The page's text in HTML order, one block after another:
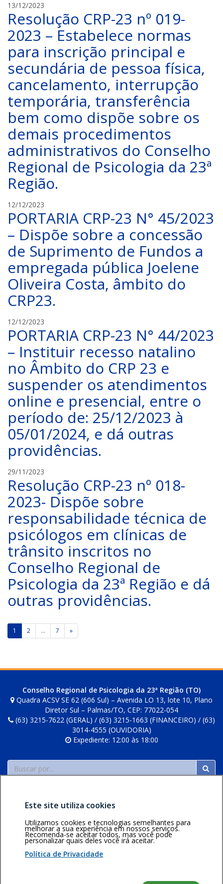
13/12/2023
R
P
-
2
3
Resolução CRP-23 nº 019-
2023 – Estabelece normas
para inscrição principal e
secundária de pessoa física,
cancelamento, interrupção
temporária, transferência
bem como dispõe sobre os
demais procedimentos
administrativos do Conselho
Regional de Psicologia da 23ª
Região.
12/12/2023
R
P
-
2
3
PORTARIA CRP-23 N° 45/2023
– Dispõe sobre a concessão
de Suprimento de Fundos a
empregada pública Joelene
Oliveira Costa, âmbito do
CRP23.
12/12/2023
R
P
-
2
3
PORTARIA CRP-23 N° 44/2023
– Instituir recesso natalino
no Âmbito do CRP 23 e
suspender os atendimentos
online e presencial, entre o
período de: 25/12/2023 à
05/01/2024, e dá outras
providências.
29/11/2023
R
P
-
2
3
Resolução CRP-23 nº 018-
2023- Dispõe sobre
responsabilidade técnica de
psicólogos em clínicas de
trânsito inscritos no
Conselho Regional de
Psicologia da 23ª Região e dá
outras providências.
Paginação
posts
1 2 … 7 »
Conselho Regional de Psicologia da 23ª Região (TO)
Quadra ACSV SE 62 (606 Sul) – Avenida LO 13, lote 10, Plano
Diretor Sul – Palmas/TO, CEP: 77022-054
(63) 3215-7622 (GERAL) / (63) 3215-1663 (FINANCEIRO) / (63)
3014-4555 (OUVIDORIA)
Expediente: 12:00 às 18:00
Buscar
Área restritaPolítica de
privacidade
Personalização
de cookies
Voltar ao topo
Este site utiliza cookies
Utilizamos cookies e tecnologias semelhantes para
melhorar a sua experiência em nossos serviços.
Recomenda-se aceitar todos, mas você pode
personalizar quais deles você irá aceitar.
Política de Privacidade